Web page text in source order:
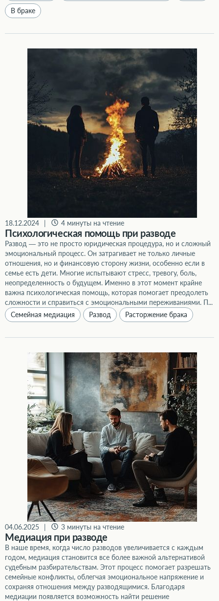
В браке
18.12.2024 | 4 минуты на чтение
Психологическая помощь при разводе
Развод — это не просто юридическая процедура, но и сложный
эмоциональный процесс. Он затрагивает не только личные
отношения, но и финансовую сторону жизни, особенно если в
семье есть дети. Многие испытывают стресс, тревогу, боль,
неопределенность о будущем. Именно в этот момент крайне
важна психологическая помощь, которая помогает преодолеть
сложности и справиться с эмоциональными переживаниями. П...
Семейная медиация
Развод Расторжение брака
04.06.2025 | 3 минуты на чтение
Медиация при разводе
В наше время, когда число разводов увеличивается с каждым
годом, медиация становится все более важной альтернативой
судебным разбирательствам. Этот процесс помогает разрешать
семейные конфликты, облегчая эмоциональное напряжение и
сохраняя отношения между разводящимися. Благодаря
медиации появляется возможность найти решение